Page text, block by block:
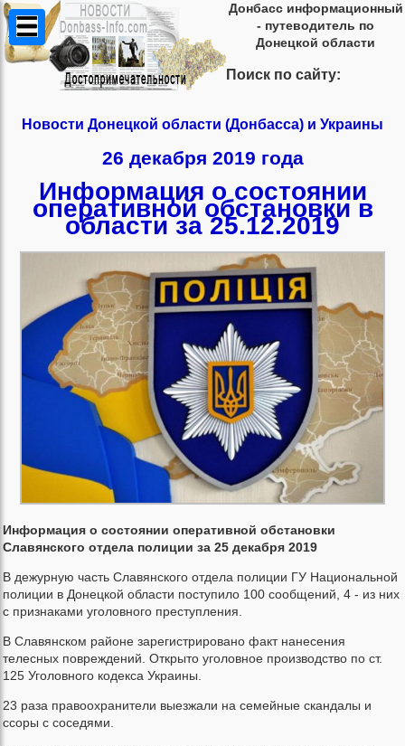
Донбасс информационный
- путеводитель по
Донецкой области
Поиск по сайту:
Новости Донецкой области (Донбасса) и Украины
26 декабря 2019 года
Информация о состоянии
оперативной обстановки в
области за 25.12.2019
Информация о состоянии оперативной обстановки
Славянского отдела полиции за 25 декабря 2019
В дежурную часть Славянского отдела полиции ГУ Национальной
полиции в Донецкой области поступило 100 сообщений, 4 - из них
с признаками уголовного преступления.
В Славянском районе зарегистрировано факт нанесения
телесных повреждений. Открыто уголовное производство по ст.
125 Уголовного кодекса Украины.
23 раза правоохранители выезжали на семейные скандалы и
ссоры с соседями.